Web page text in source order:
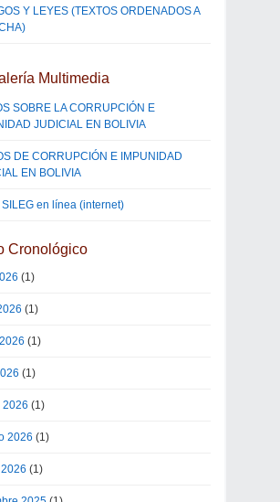
Y LEYES (TEXTOS ORDENADOS A
Multimedia
SOBRE LA CORRUPCIÓN E
JUDICIAL EN BOLIVIA
DE CORRUPCIÓN E IMPUNIDAD
EN BOLIVIA
en línea (internet)
Cronológico
(1)
(1)
(1)
(1)
2026 (1)
2026 (1)
(1)